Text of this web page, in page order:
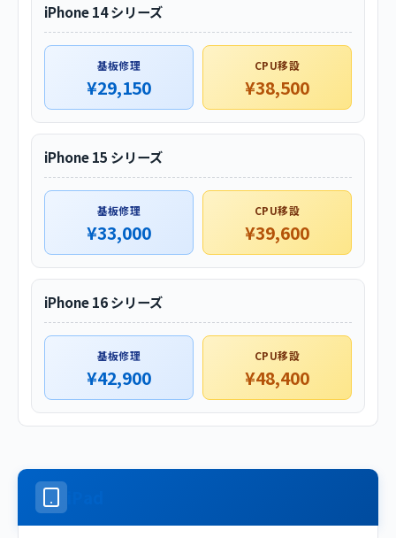
iPhone 14 シリーズ
基板修理
¥29,150
CPU移設
¥38,500
iPhone 15 シリーズ
基板修理
¥33,000
CPU移設
¥39,600
iPhone 16 シリーズ
基板修理
¥42,900
CPU移設
¥48,400